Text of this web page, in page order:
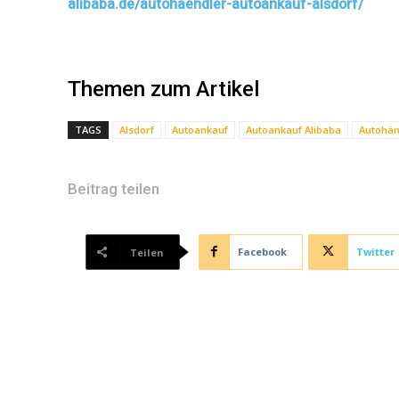
Themen zum Artikel
TAGS Alsdorf Autoankauf Autoankauf Alibaba
Beitrag teilen
Teilen Facebook Twitter